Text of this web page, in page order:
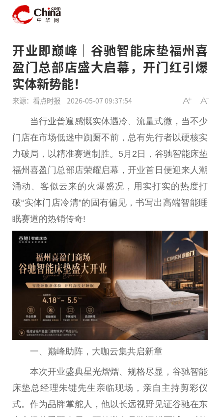
开业即巅峰｜谷驰智能床垫福州喜
盈门总部店盛大启幕，开门红引爆
实体新势能！
来源：看点时报 2026-05-07 09:37:54
当行业普遍感慨实体遇冷、流量式微，当不少
门店在市场低迷中踟蹰不前，总有先行者以硬核实
力破局，以精准赛道制胜。5月2日，谷驰智能床垫
福州喜盈门总部店荣耀启幕，开业首日便迎来人潮
涌动、客似云来的火爆盛况，用实打实的热度打
破“实体门店冷清”的固有偏见，书写出高端智能睡
眠赛道的热销传奇!
一、巅峰助阵，大咖云集共启新章
本次开业盛典星光熠熠、规格尽显，谷驰智能
床垫总经理朱键先生亲临现场，亲自主持剪彩仪
式。作为品牌掌舵人，他以长远视野见证谷驰在东